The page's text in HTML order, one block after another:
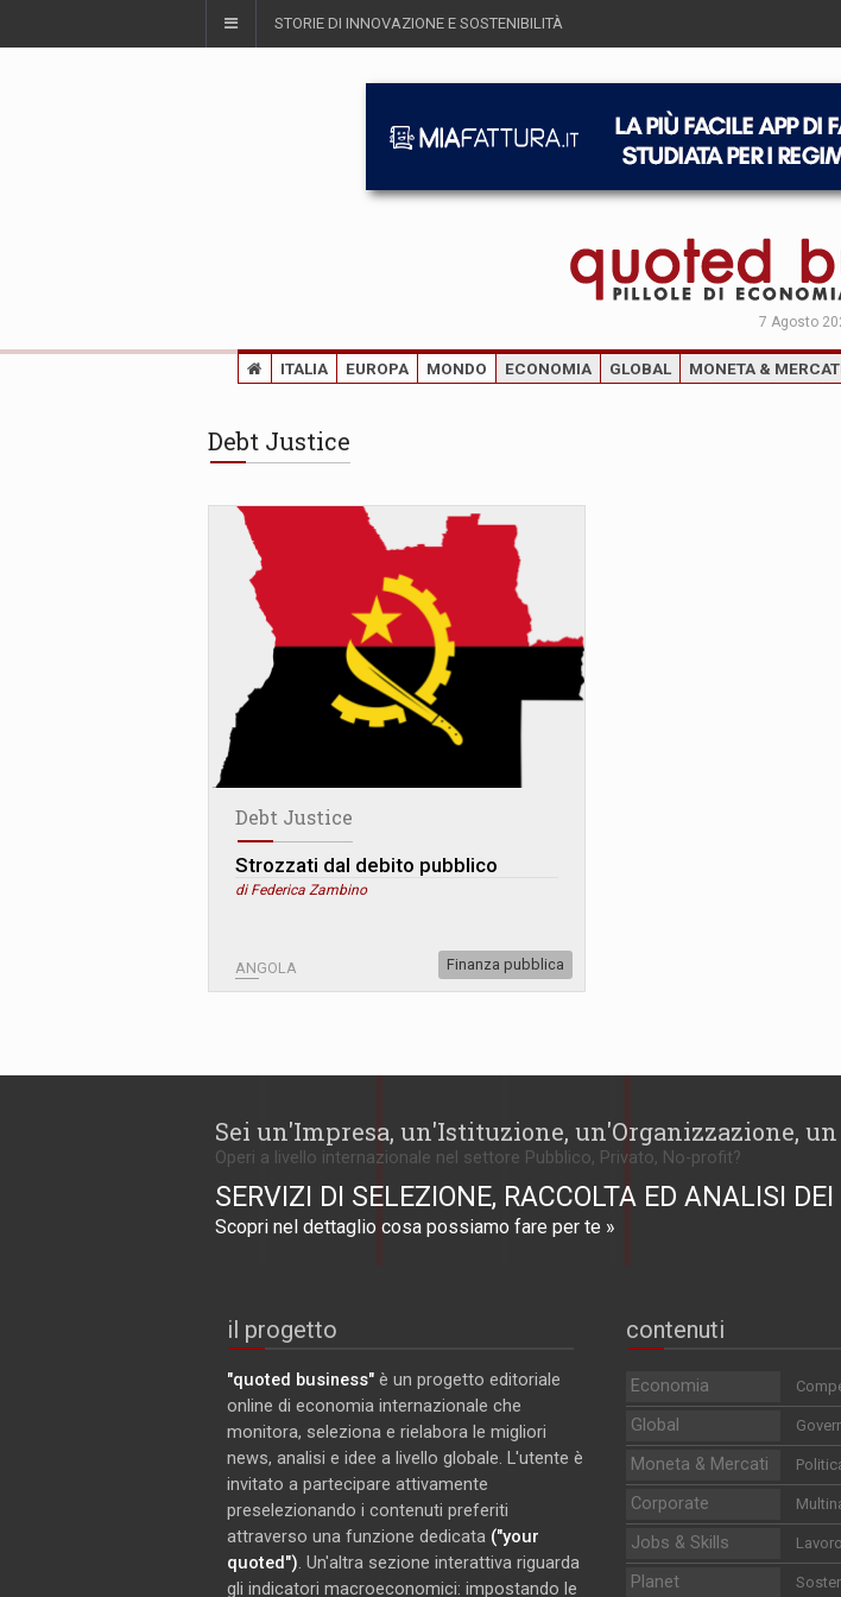
STORIE DI INNOVAZIONE E SOSTENIBILITÀ
7 Agosto
ITALIA EUROPA MONDO ECONOMIA GLOBAL MONETA &
Debt Justice
Debt Justice
Strozzati dal debito pubblico
di Federica Zambino
ANGOLA Finanza pubblica
Sei un'Impresa, un'Istituzione, un'Organizzazione,
Operi a livello internazionale nel settore Pubblico, Privato, No-profit?
SERVIZI DI SELEZIONE, RACCOLTA ED ANALISI DEI
Scopri nel dettaglio cosa possiamo fare per te »
il progetto
"quoted business" è un progetto editoriale
online di economia internazionale che
monitora, seleziona e rielabora le migliori
news, analisi e idee a livello globale. L'utente è
invitato a partecipare attivamente
preselezionando i contenuti preferiti
attraverso una funzione dedicata ("your
quoted"). Un'altra sezione interattiva riguarda
gli indicatori macroeconomici: impostando le
contenuti
Economia
Global
Moneta & Mercati
Corporate
Jobs & Skills Lavoro
Planet